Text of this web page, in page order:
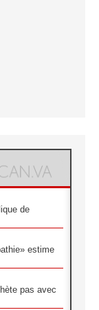
de
estime
pas avec